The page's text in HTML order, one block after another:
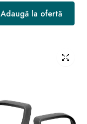
Adaugă la ofertă